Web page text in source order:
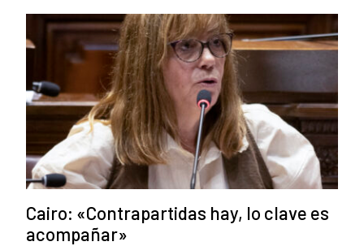
Cairo: «Contrapartidas hay, lo clave es
acompañar»